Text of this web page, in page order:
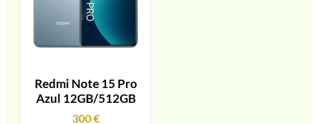
Redmi Note 15 Pro
Azul 12GB/512GB
300€